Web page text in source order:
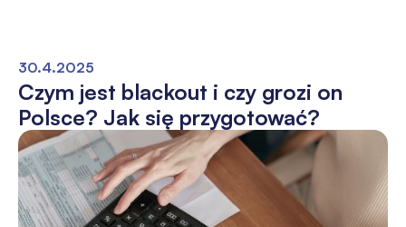
30.4.2025
Czym jest blackout i czy grozi on
Polsce? Jak się przygotować?